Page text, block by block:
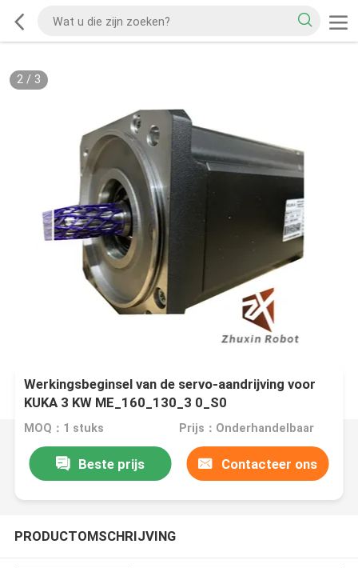
2/ 3
Werkingsbeginsel van de servo-aandrijving voor
KUKA 3 KW ME_160_130_3 0_S0
MOQ：1 stuks Prijs：Onderhandelbaar
Beste prijs Contacteer ons
PRODUCTOMSCHRIJVING